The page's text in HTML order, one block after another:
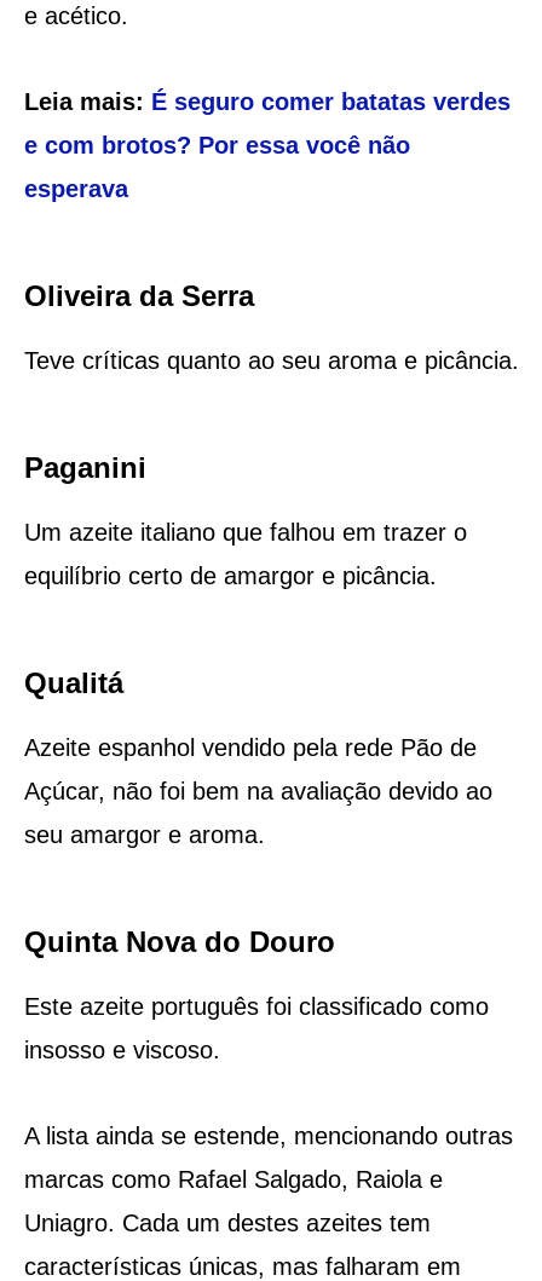
e acético.
Leia mais: É seguro comer batatas verdes
e com brotos? Por essa você não
esperava
Oliveira da Serra
Teve críticas quanto ao seu aroma e picância.
Paganini
Um azeite italiano que falhou em trazer o
equilíbrio certo de amargor e picância.
Qualitá
Azeite espanhol vendido pela rede Pão de
Açúcar, não foi bem na avaliação devido ao
seu amargor e aroma.
Quinta Nova do Douro
Este azeite português foi classificado como
insosso e viscoso.
A lista ainda se estende, mencionando outras
marcas como Rafael Salgado, Raiola e
Uniagro. Cada um destes azeites tem
características únicas, mas falharam em